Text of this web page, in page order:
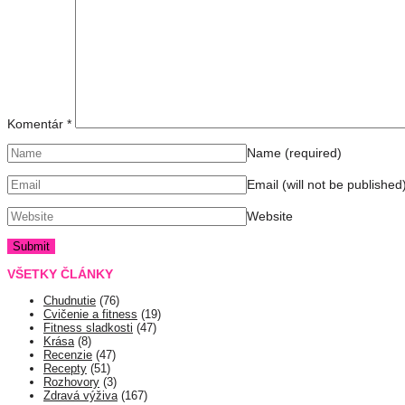
Komentár *
Name (required)
Email (will not be published)
Website
VŠETKY ČLÁNKY
Chudnutie (76)
Cvičenie a fitness (19)
Fitness sladkosti (47)
Krása(8)
Recenzie (47)
Recepty (51)
Rozhovory (3)
Zdravá výživa(167)